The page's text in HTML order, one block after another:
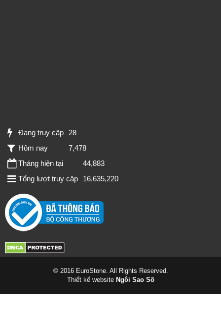
Đang truy cập
28
Hôm nay
7,478
Tháng hiện tại
44,883
Tổng lượt truy cập
16,635,220
© 2016 EuroStone. All Rights Reserved.
Thiết kế website Ngôi Sao Số